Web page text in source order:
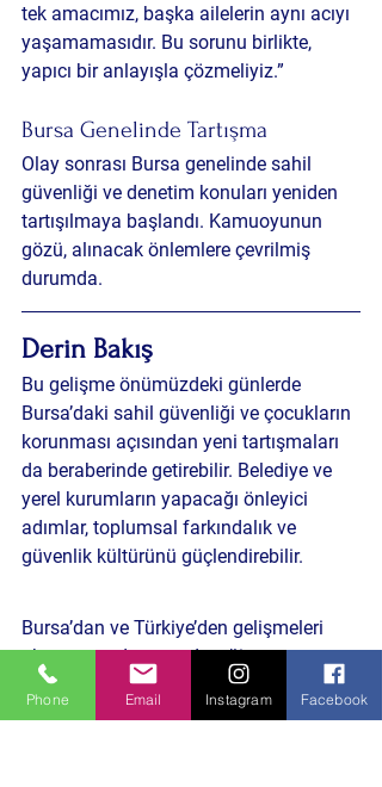
tek amacımız, başka ailelerin aynı acıyı
yaşamamasıdır. Bu sorunu birlikte,
yapıcı bir anlayışla çözmeliyiz.”
Bursa Genelinde Tartışma
Olay sonrası Bursa genelinde sahil
güvenliği ve denetim konuları yeniden
tartışılmaya başlandı. Kamuoyunun
gözü, alınacak önlemlere çevrilmiş
durumda.
Derin Bakış
Bu gelişme önümüzdeki günlerde
Bursa’daki sahil güvenliği ve çocukların
korunması açısından yeni tartışmaları
da beraberinde getirebilir. Belediye ve
yerel kurumların yapacağı önleyici
adımlar, toplumsal farkındalık ve
güvenlik kültürünü güçlendirebilir.
Bursa’dan ve Türkiye’den gelişmeleri
aktarmaya devam edeceğiz.
Daha Önceki Benzer İçeriklere Göz Atın
Phone Email Instagram Facebook